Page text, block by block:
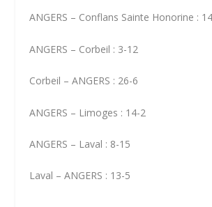
ANGERS – Conflans Sainte Honorine :
ANGERS – Corbeil : 3-12
Corbeil – ANGERS : 26-6
ANGERS – Limoges : 14-2
ANGERS – Laval : 8-15
Laval – ANGERS : 13-5